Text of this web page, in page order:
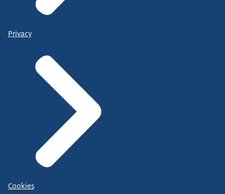
Privacy
Cookies